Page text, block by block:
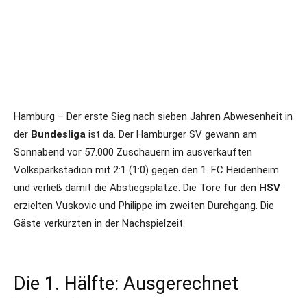
Hamburg – Der erste Sieg nach sieben Jahren Abwesenheit in
der Bundesliga ist da. Der Hamburger SV gewann am
Sonnabend vor 57.000 Zuschauern im ausverkauften
Volksparkstadion mit 2:1 (1:0) gegen den 1. FC Heidenheim
und verließ damit die Abstiegsplätze. Die Tore für den HSV
erzielten Vuskovic und Philippe im zweiten Durchgang. Die
Gäste verkürzten in der Nachspielzeit.
Die 1. Hälfte: Ausgerechnet